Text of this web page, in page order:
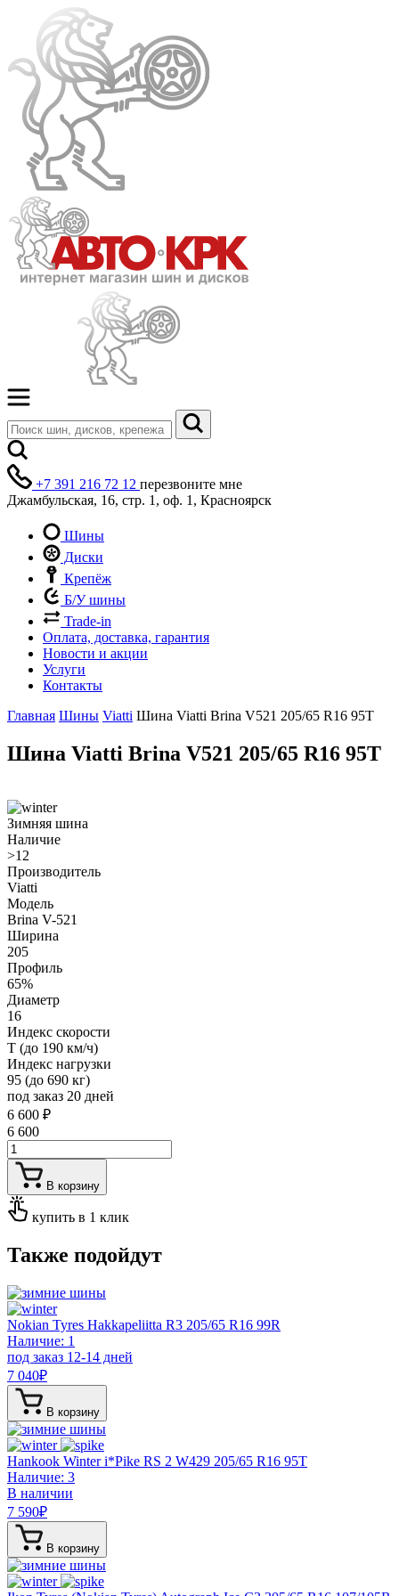
+7 391 216 72 12 перезвоните мне
Джамбульская, 16, стр. 1, оф. 1, Красноярск
Шины
Диски
Крепёж
Б/У шины
Trade-in
Оплата, доставка, гарантия
Новости и акции
Услуги
Контакты
Главная Шины Viatti Шина Viatti Brina V521 205/65 R16 95T
Шина Viatti Brina V521 205/65 R16 95T
Зимняя шина
Наличие
>12
Производитель
Viatti
Модель
Brina V-521
Ширина
205
Профиль
65%
Диаметр
16
Индекс скорости
T (до 190 км/ч)
Индекс нагрузки
95 (до 690 кг)
под заказ 20 дней
6 600 ₽
6 600
В корзину
купить в 1 клик
Также подойдут
Nokian Tyres Hakkapeliitta R3 205/65 R16 99R
Наличие: 1
под заказ 12-14 дней
7 040₽
В корзину
Hankook Winter i*Pike RS 2 W429 205/65 R16 95T
Наличие: 3
В наличии
7 590₽
В корзину